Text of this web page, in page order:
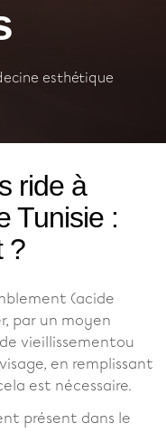
esthétique
ride à
Tunisie :
?
(acide
par un moyen
vieillissementou
en remplissant
est nécessaire.
présent dans le